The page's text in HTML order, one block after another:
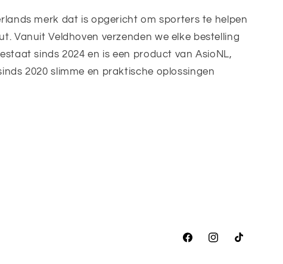
merk dat is opgericht om sporters te helpen
Vanuit Veldhoven verzenden we elke bestelling
sinds 2024 en is een product van AsioNL,
2020 slimme en praktische oplossingen
FacebookInstagram
TikTok